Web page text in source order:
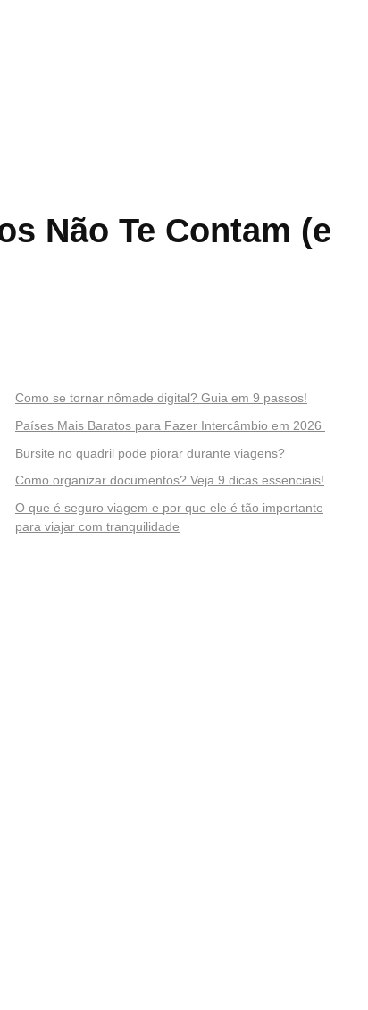
Não Te Contam (e
Como se tornar nômade digital? Guia em 9 passos!
Países Mais Baratos para Fazer Intercâmbio em 2026
Bursite no quadril pode piorar durante viagens?
Como organizar documentos? Veja 9 dicas essenciais!
O que é seguro viagem e por que ele é tão importante
para viajar com tranquilidade